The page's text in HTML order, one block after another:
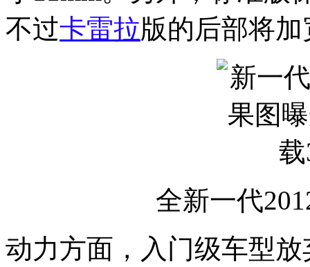
不过卡雷拉版的后部将加
全新一代
动力方面，入门级车型